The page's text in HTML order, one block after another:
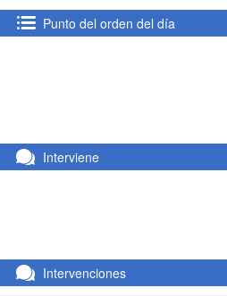
Punto del orden del día
Interviene
Intervenciones